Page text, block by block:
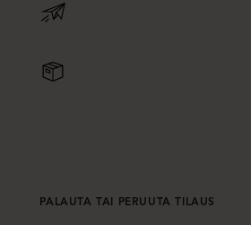
PALAUTA TAI PERUUTA TILAUS